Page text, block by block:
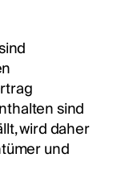
sind
wird daher
und